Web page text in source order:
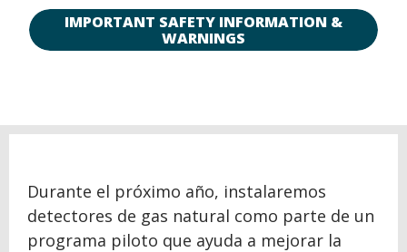
IMPORTANT SAFETY INFORMATION &
WARNINGS
Durante el próximo año, instalaremos
detectores de gas natural como parte de un
programa piloto que ayuda a mejorar la